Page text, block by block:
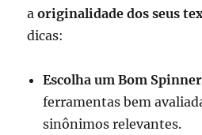
aoriginalidade dos seus
dicas:
Escolha um Bom
ferramentas bem
sinônimos relevantes.